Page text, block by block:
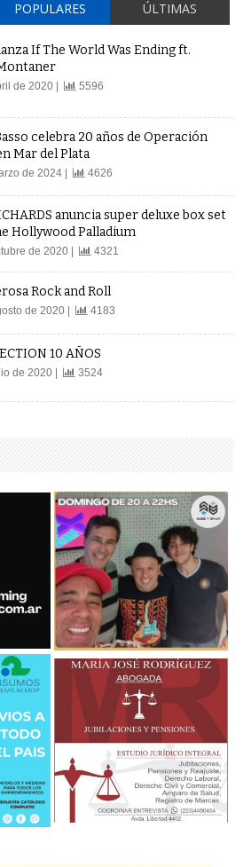
POPULARES ÚLTIMAS
If The World Was Ending ft.
de 2020 | 5596
celebra 20 años de Operación
Mar del Plata
de 2024 | 4626
anuncia super deluxe box set
Hollywood Palladium
de 2020 | 4321
Rock and Roll
de 2020 | 4183
10 AÑOS
de 2020 | 3524